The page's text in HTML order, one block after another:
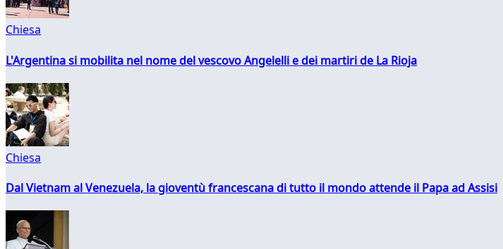
Chiesa
L'Argentina si mobilita nel nome del vescovo Angelelli e dei martiri de La Rioja
Chiesa
Dal Vietnam al Venezuela, la gioventù francescana di tutto il mondo attende il Papa ad Assisi